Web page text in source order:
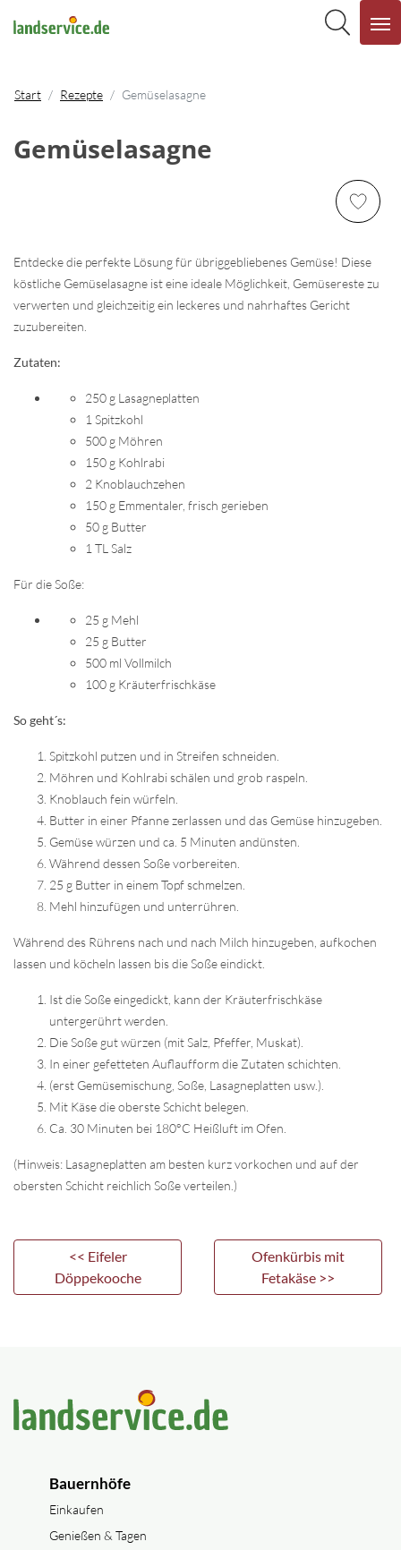
Start Rezepte Gemüselasagne
Gemüselasagne
Entdecke die perfekte Lösung für übriggebliebenes Gemüse! Diese
köstliche Gemüselasagne ist eine ideale Möglichkeit, Gemüsereste zu
verwerten und gleichzeitig ein leckeres und nahrhaftes Gericht
zuzubereiten.
Zutaten:
250 g Lasagneplatten
1 Spitzkohl
500 g Möhren
150 g Kohlrabi
2 Knoblauchzehen
150 g Emmentaler, frisch gerieben
50 g Butter
1 TL Salz
Für die Soße:
25 g Mehl
25 g Butter
500 ml Vollmilch
100 g Kräuterfrischkäse
So geht´s:
Spitzkohl putzen und in Streifen schneiden.
Möhren und Kohlrabi schälen und grob raspeln.
Knoblauch fein würfeln.
Butter in einer Pfanne zerlassen und das Gemüse hinzugeben.
Gemüse würzen und ca. 5 Minuten andünsten.
Während dessen Soße vorbereiten.
25 g Butter in einem Topf schmelzen.
Mehl hinzufügen und unterrühren.
Während des Rührens nach und nach Milch hinzugeben, aufkochen
lassen und köcheln lassen bis die Soße eindickt.
Ist die Soße eingedickt, kann der Kräuterfrischkäse
untergerührt werden.
Die Soße gut würzen (mit Salz, Pfeffer, Muskat).
In einer gefetteten Auflaufform die Zutaten schichten.
(erst Gemüsemischung, Soße, Lasagneplatten usw.).
Mit Käse die oberste Schicht belegen.
Ca. 30 Minuten bei 180°C Heißluft im Ofen.
(Hinweis: Lasagneplatten am besten kurz vorkochen und auf der
obersten Schicht reichlich Soße verteilen.)
<< Eifeler
Döppekooche
Ofenkürbis mit
Fetakäse >>
Bauernhöfe
Einkaufen
Genießen & Tagen